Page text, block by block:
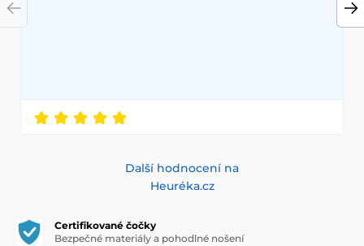
Další hodnocení na
Heuréka.cz
Certifikované čočky
Bezpečné materiály a pohodlné nošení